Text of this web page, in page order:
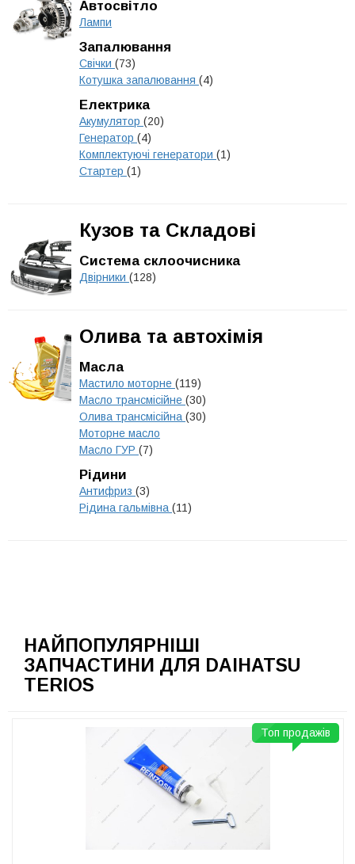
Автосвітло
Лампи
Запалювання
Свічки (73)
Котушка запалювання (4)
Електрика
Акумулятор (20)
Генератор (4)
Комплектуючі генератори (1)
Стартер (1)
Кузов та Складові
Система склоочисника
Двірники (128)
Олива та автохімія
Масла
Мастило моторне (119)
Масло трансмісійне (30)
Олива трансмісійна (30)
Моторне масло
Масло ГУР (7)
Рідини
Антифриз (3)
Рідина гальмівна (11)
НАЙПОПУЛЯРНІШІ
ЗАПЧАСТИНИ ДЛЯ DAIHATSU
TERIOS
Топ продажів